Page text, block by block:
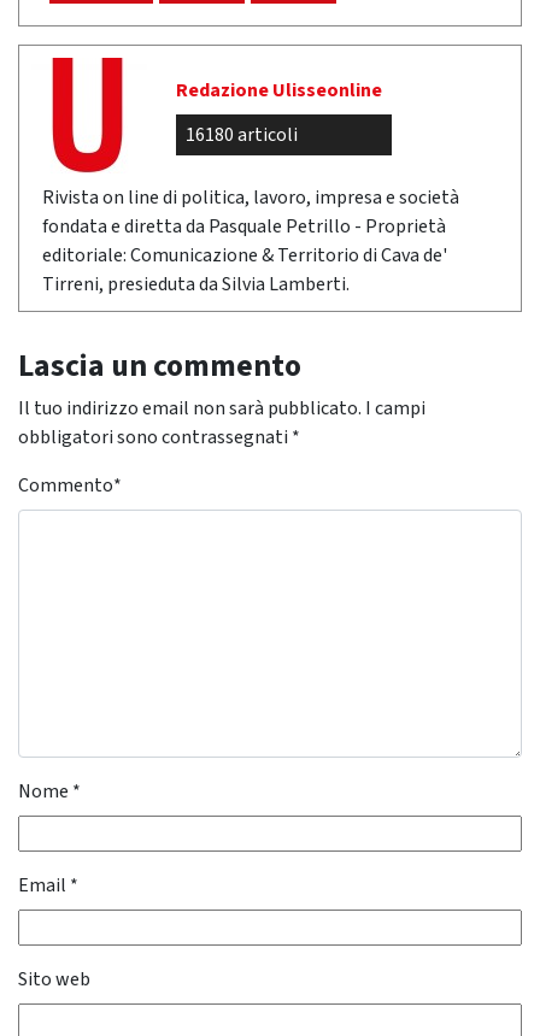
Redazione Ulisseonline
16180 articoli
Rivista on line di politica, lavoro, impresa e società
fondata e diretta da Pasquale Petrillo - Proprietà
editoriale: Comunicazione & Territorio di Cava de'
Tirreni, presieduta da Silvia Lamberti.
Lascia un commento
Il tuo indirizzo email non sarà pubblicato. I campi
obbligatori sono contrassegnati *
Commento*
Nome *
Email *
Sito web